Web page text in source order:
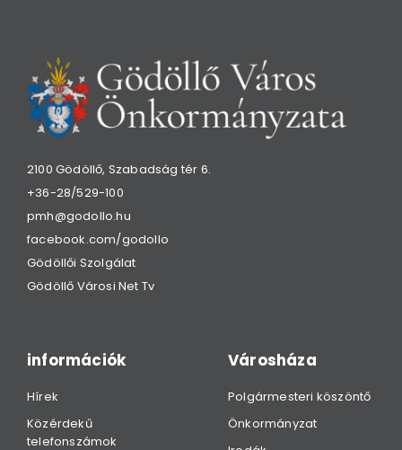
2100 Gödöllő, Szabadság tér 6.
+36-28/529-100
pmh@godollo.hu
facebook.com/godollo
Gödöllői Szolgálat
Gödöllő Városi Net Tv
információk
Hírek
Közérdekű
telefonszámok
Városháza
Polgármesteri köszöntő
Önkormányzat